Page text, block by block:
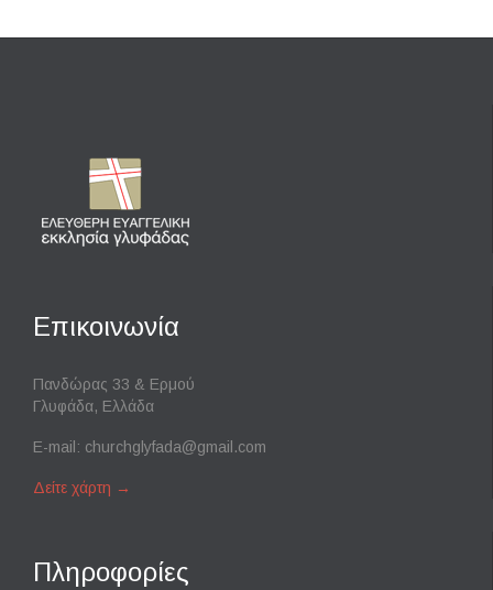
Επικοινωνία
Πανδώρας 33 & Ερμού
Γλυφάδα, Ελλάδα
E-mail: churchglyfada@gmail.com
Δείτε χάρτη →
Πληροφορίες